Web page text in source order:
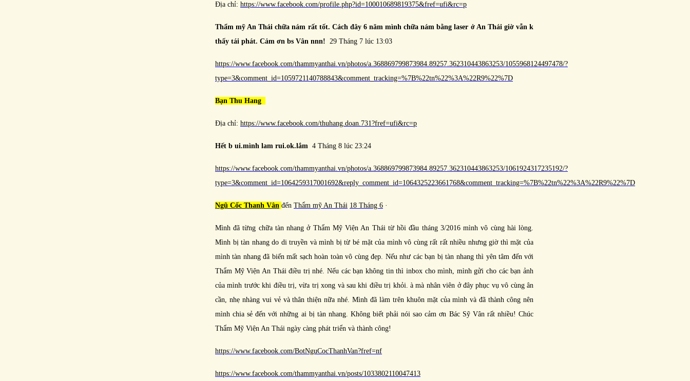
Địa chỉ: https://www.facebook.com/profile.php?id=100010689819375&fref=ufi&rc=p
Thẩm mỹ An Thái chữa nám rất tốt. Cách đây 6 năm mình chữa nám bằng laser ở An Thái giờ vẫn k
thấy tái phát. Cảm ơn bs Vân nnn! 29 Tháng 7 lúc 13:03
https://www.facebook.com/thammyanthai.vn/photos/a.368869799873984.89257.362310443863253/1055968124497478/?
type=3&comment_id=1059721140788843&comment_tracking=%7B%22tn%22%3A%22R9%22%7D
Bạn Thu Hang
Địa chỉ: https://www.facebook.com/thuhang.doan.731?fref=ufi&rc=p
Hết b ui.mình lam rui.ok.lắm 4 Tháng 8 lúc 23:24
https://www.facebook.com/thammyanthai.vn/photos/a.368869799873984.89257.362310443863253/1061924317235192/?
type=3&comment_id=1064259317001692&reply_comment_id=1064325223661768&comment_tracking=%7B%22tn%22%3A%22R9%22%7D
Ngũ Cốc Thanh Vân đến Thẩm mỹ An Thái 18 Tháng 6 ·
Mình đã từng chữa tàn nhang ở Thẩm Mỹ Viện An Thái từ hồi đầu tháng 3/2016 mình vô cùng hài lòng.
Mình bị tàn nhang do di truyền và mình bị từ bé mặt của mình vô cùng rất rất nhiều nhưng giờ thì mặt của
mình tàn nhang đã biến mất sạch hoàn toàn vô cùng đẹp. Nếu như các bạn bị tàn nhang thì yên tâm đến với
Thẩm Mỹ Viện An Thái điều trị nhé. Nếu các bạn không tin thì inbox cho mình, mình gửi cho các bạn ảnh
của mình trước khi điều trị, vừa trị xong và sau khi điều trị khỏi. à mà nhân viên ở đây phục vụ vô cùng ân
cần, nhẹ nhàng vui vẻ và thân thiện nữa nhé. Mình đã làm trên khuôn mặt của mình và đã thành công nên
mình chia sẻ đến với những ai bị tàn nhang. Không biết phải nói sao cảm ơn Bác Sỹ Vân rất nhiều! Chúc
Thẩm Mỹ Viện An Thái ngày càng phát triển và thành công!
https://www.facebook.com/BotNguCocThanhVan?fref=nf
https://www.facebook.com/thammyanthai.vn/posts/1033802110047413